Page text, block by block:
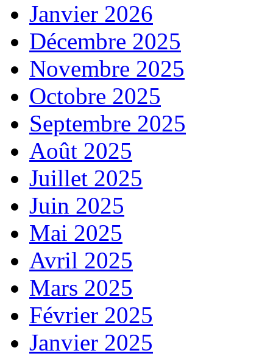
Janvier 2026
Décembre 2025
Novembre 2025
Octobre 2025
Septembre 2025
Août 2025
Juillet 2025
Juin 2025
Mai 2025
Avril 2025
Mars 2025
Février 2025
Janvier 2025